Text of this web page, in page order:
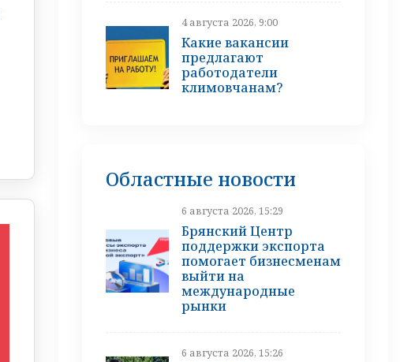
4 августа 2026, 9:00
Какие вакансии
предлагают
работодатели
климовчанам?
Областные новости
6 августа 2026, 15:29
Брянский Центр
поддержки экспорта
помогает бизнесменам
выйти на
международные
рынки
6 августа 2026, 15:26